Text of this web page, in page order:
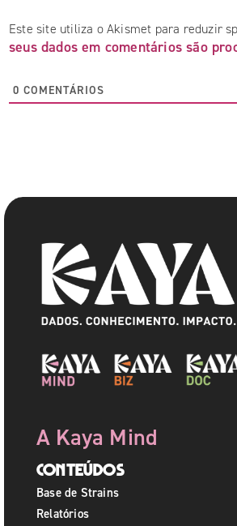
Este site utiliza o Akismet para reduzir
seus dados em comentários são
0 COMENTÁRIOS
A Kaya Mind
Conteúdos
Base de Strains
Relatórios